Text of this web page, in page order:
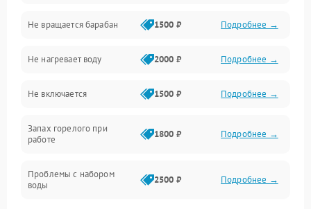
Слив
Программное обеспечение
Не вращается барабан 1500 ₽ Подробнее →
Не нагревает воду 2000 ₽ Подробнее →
Не включается 1500 ₽ Подробнее →
Запах горелого при
работе
1800 ₽ Подробнее →
Проблемы с набором
воды
2500 ₽ Подробнее →